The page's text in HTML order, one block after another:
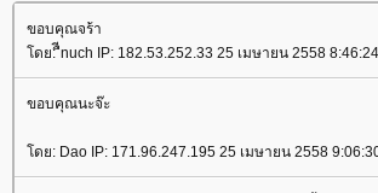
ขอบคุณจร้า
ดย: ืีnuch IP: 182.53.252.33 25 เมษายน 2558
ขอบคุณนะจ๊ะ
ดย: Dao IP: 171.96.247.195 25 เมษายน 2558